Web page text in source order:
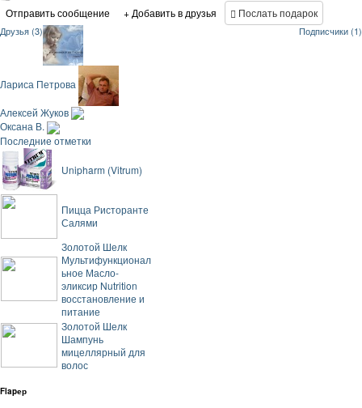
Отправить сообщение
+ Добавить в друзья Послать подарок
Друзья (3) Подписчики (1)
Лариса Петрова
Алексей Жуков
Оксана В.
Последние отметки
Unipharm (Vitrum)
Пицца Ристоранте
Салями
Золотой Шелк
Мультифункционал
ьное Масло-
эликсир Nutrition
восстановление и
питание
Золотой Шелк
Шампунь
мицеллярный для
волос
Flapер